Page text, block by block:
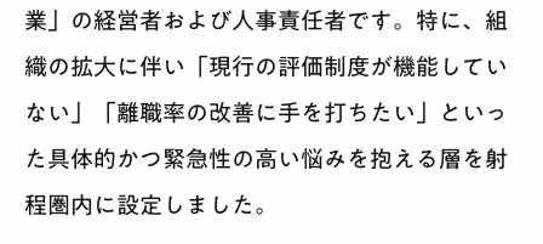
業」の経営者および人事責任者です。特に、組
織の拡大に伴い「現行の評価制度が機能してい
ない」「離職率の改善に手を打ちたい」といっ
た具体的かつ緊急性の高い悩みを抱える層を射
程圏内に設定しました。